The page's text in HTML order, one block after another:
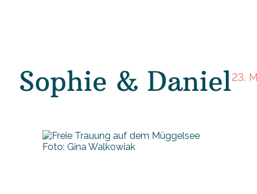
Sophie & Daniel23.
Foto: Gina Walkowiak